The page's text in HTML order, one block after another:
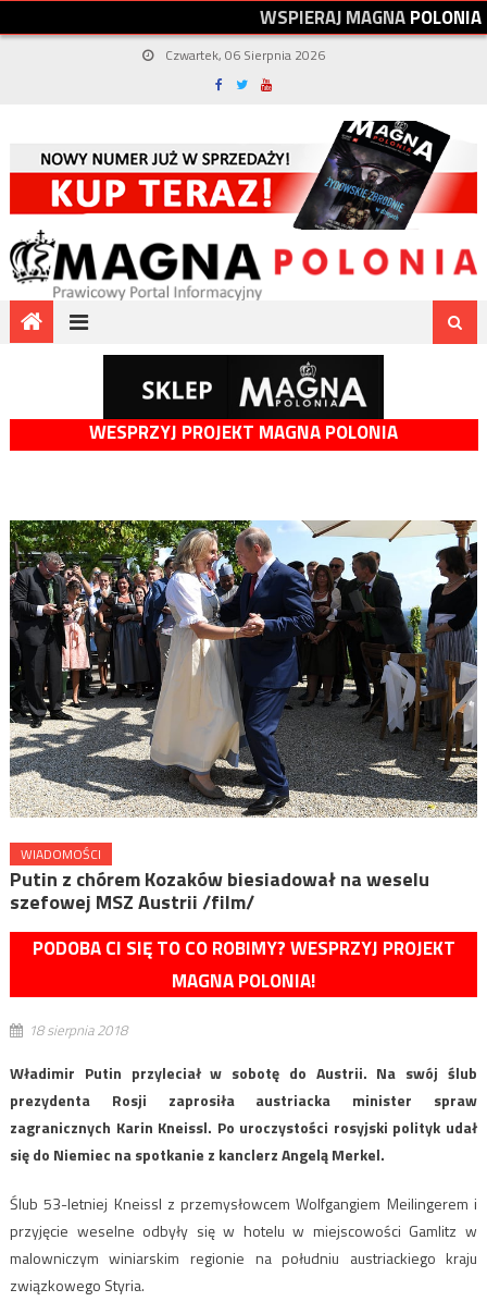
WSPIERAJMAGNAPOLONIA
Czwartek, 06 Sierpnia 2026
WESPRZYJ PROJEKT MAGNA POLONIA
WIADOMOŚCI
Putin z chórem Kozaków biesiadował na weselu
szefowej MSZ Austrii /film/
PODOBA CI SIĘ TO CO ROBIMY? WESPRZYJ PROJEKT
MAGNA POLONIA!
18 sierpnia 2018
Władimir Putin przyleciał w sobotę do Austrii. Na swój ślub
prezydenta Rosji zaprosiła austriacka minister spraw
zagranicznych Karin Kneissl. Po uroczystości rosyjski polityk udał
się do Niemiec na spotkanie z kanclerz Angelą Merkel.
Ślub 53-letniej Kneissl z przemysłowcem Wolfgangiem Meilingerem i
przyjęcie weselne odbyły się w hotelu w miejscowości Gamlitz w
malowniczym winiarskim regionie na południu austriackiego kraju
związkowego Styria.